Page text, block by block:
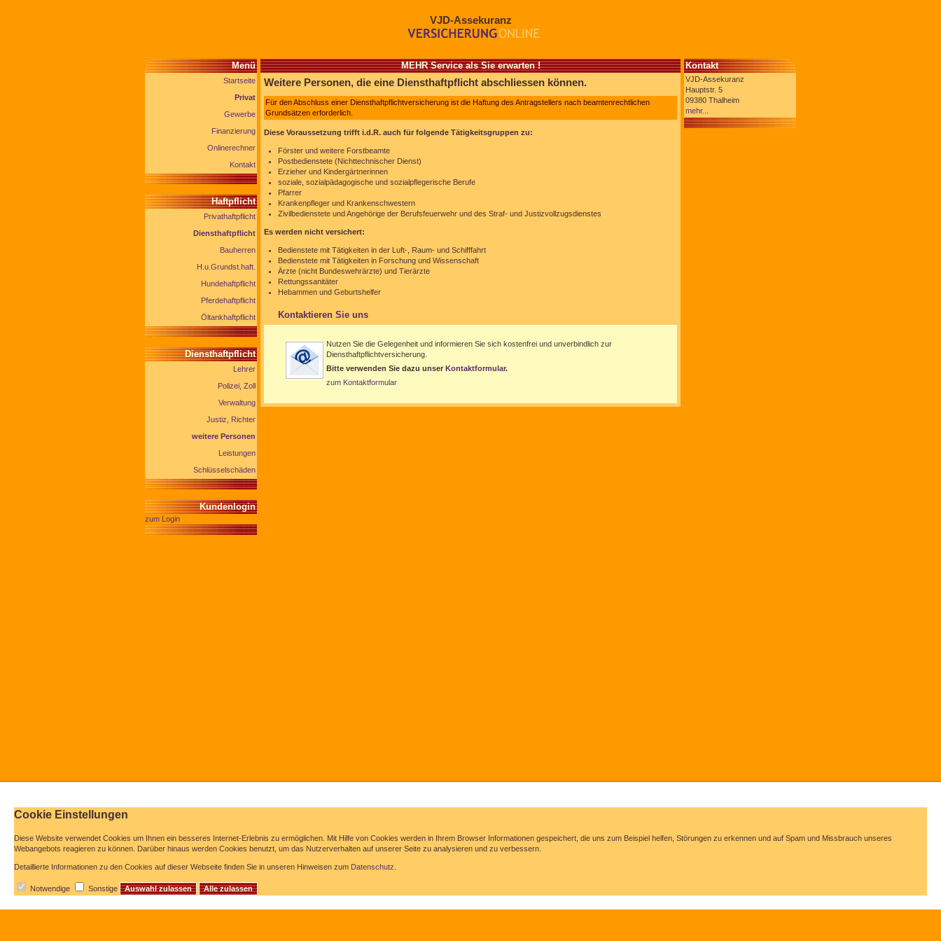
VJD-Assekuranz
Menü
Startseite
Privat
Gewerbe
Finanzierung
Onlinerechner
Kontakt
Haftpflicht
Privathaftpflicht
Diensthaftpflicht
Bauherren
H.u.Grundst.haft.
Hundehaftpflicht
Pferdehaftpflicht
Öltankhaftpflicht
Diensthaftpflicht
Lehrer
Polizei, Zoll
Verwaltung
Justiz, Richter
weitere Personen
Leistungen
Schlüsselschäden
Kundenlogin
zum Login
MEHR Service als Sie erwarten !
Weitere Personen, die eine Diensthaftpflicht abschliessen können.
Für den Abschluss einer Diensthaftpflichtversicherung ist die Haftung des Antragstellers nach beamtenrechtlichen
Grundsätzen erforderlich.
Diese Voraussetzung trifft i.d.R. auch für folgende Tätigkeitsgruppen zu:
Förster und weitere Forstbeamte
Postbedienstete (Nichttechnischer Dienst)
Erzieher und Kindergärtnerinnen
soziale, sozialpädagogische und sozialpflegerische Berufe
Pfarrer
Krankenpfleger und Krankenschwestern
Zivilbedienstete und Angehörige der Berufsfeuerwehr und des Straf- und Justizvollzugsdienstes
Es werden nicht versichert:
Bedienstete mit Tätigkeiten in der Luft-, Raum- und Schifffahrt
Bedienstete mit Tätigkeiten in Forschung und Wissenschaft
Ärzte (nicht Bundeswehrärzte) und Tierärzte
Rettungssanitäter
Hebammen und Geburtshelfer
Kontaktieren Sie uns
Nutzen Sie die Gelegenheit und informieren Sie sich kostenfrei und unverbindlich zur
Diensthaftpflichtversicherung.
Bitte verwenden Sie dazu unser Kontaktformular.
zum Kontaktformular
Kontakt
VJD-Assekuranz
Hauptstr. 5
09380 Thalheim
mehr...
Cookie Einstellungen
Diese Website verwendet Cookies um Ihnen ein besseres Internet-Erlebnis zu ermöglichen. Mit Hilfe von Cookies werden in Ihrem Browser Informationen gespeichert, die uns zum Beispiel helfen, Störungen zu erkennen und auf Spam und Missbrauch unseres
Webangebots reagieren zu können. Darüber hinaus werden Cookies benutzt, um das Nutzerverhalten auf unserer Seite zu analysieren und zu verbessern.
Detaillierte Informationen zu den Cookies auf dieser Webseite finden Sie in unseren Hinweisen zum Datenschutz
Notwendige Sonstige Auswahl zulassen Alle zulassen